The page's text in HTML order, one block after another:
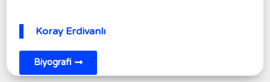
Koray Erdivanlı
Biyografi